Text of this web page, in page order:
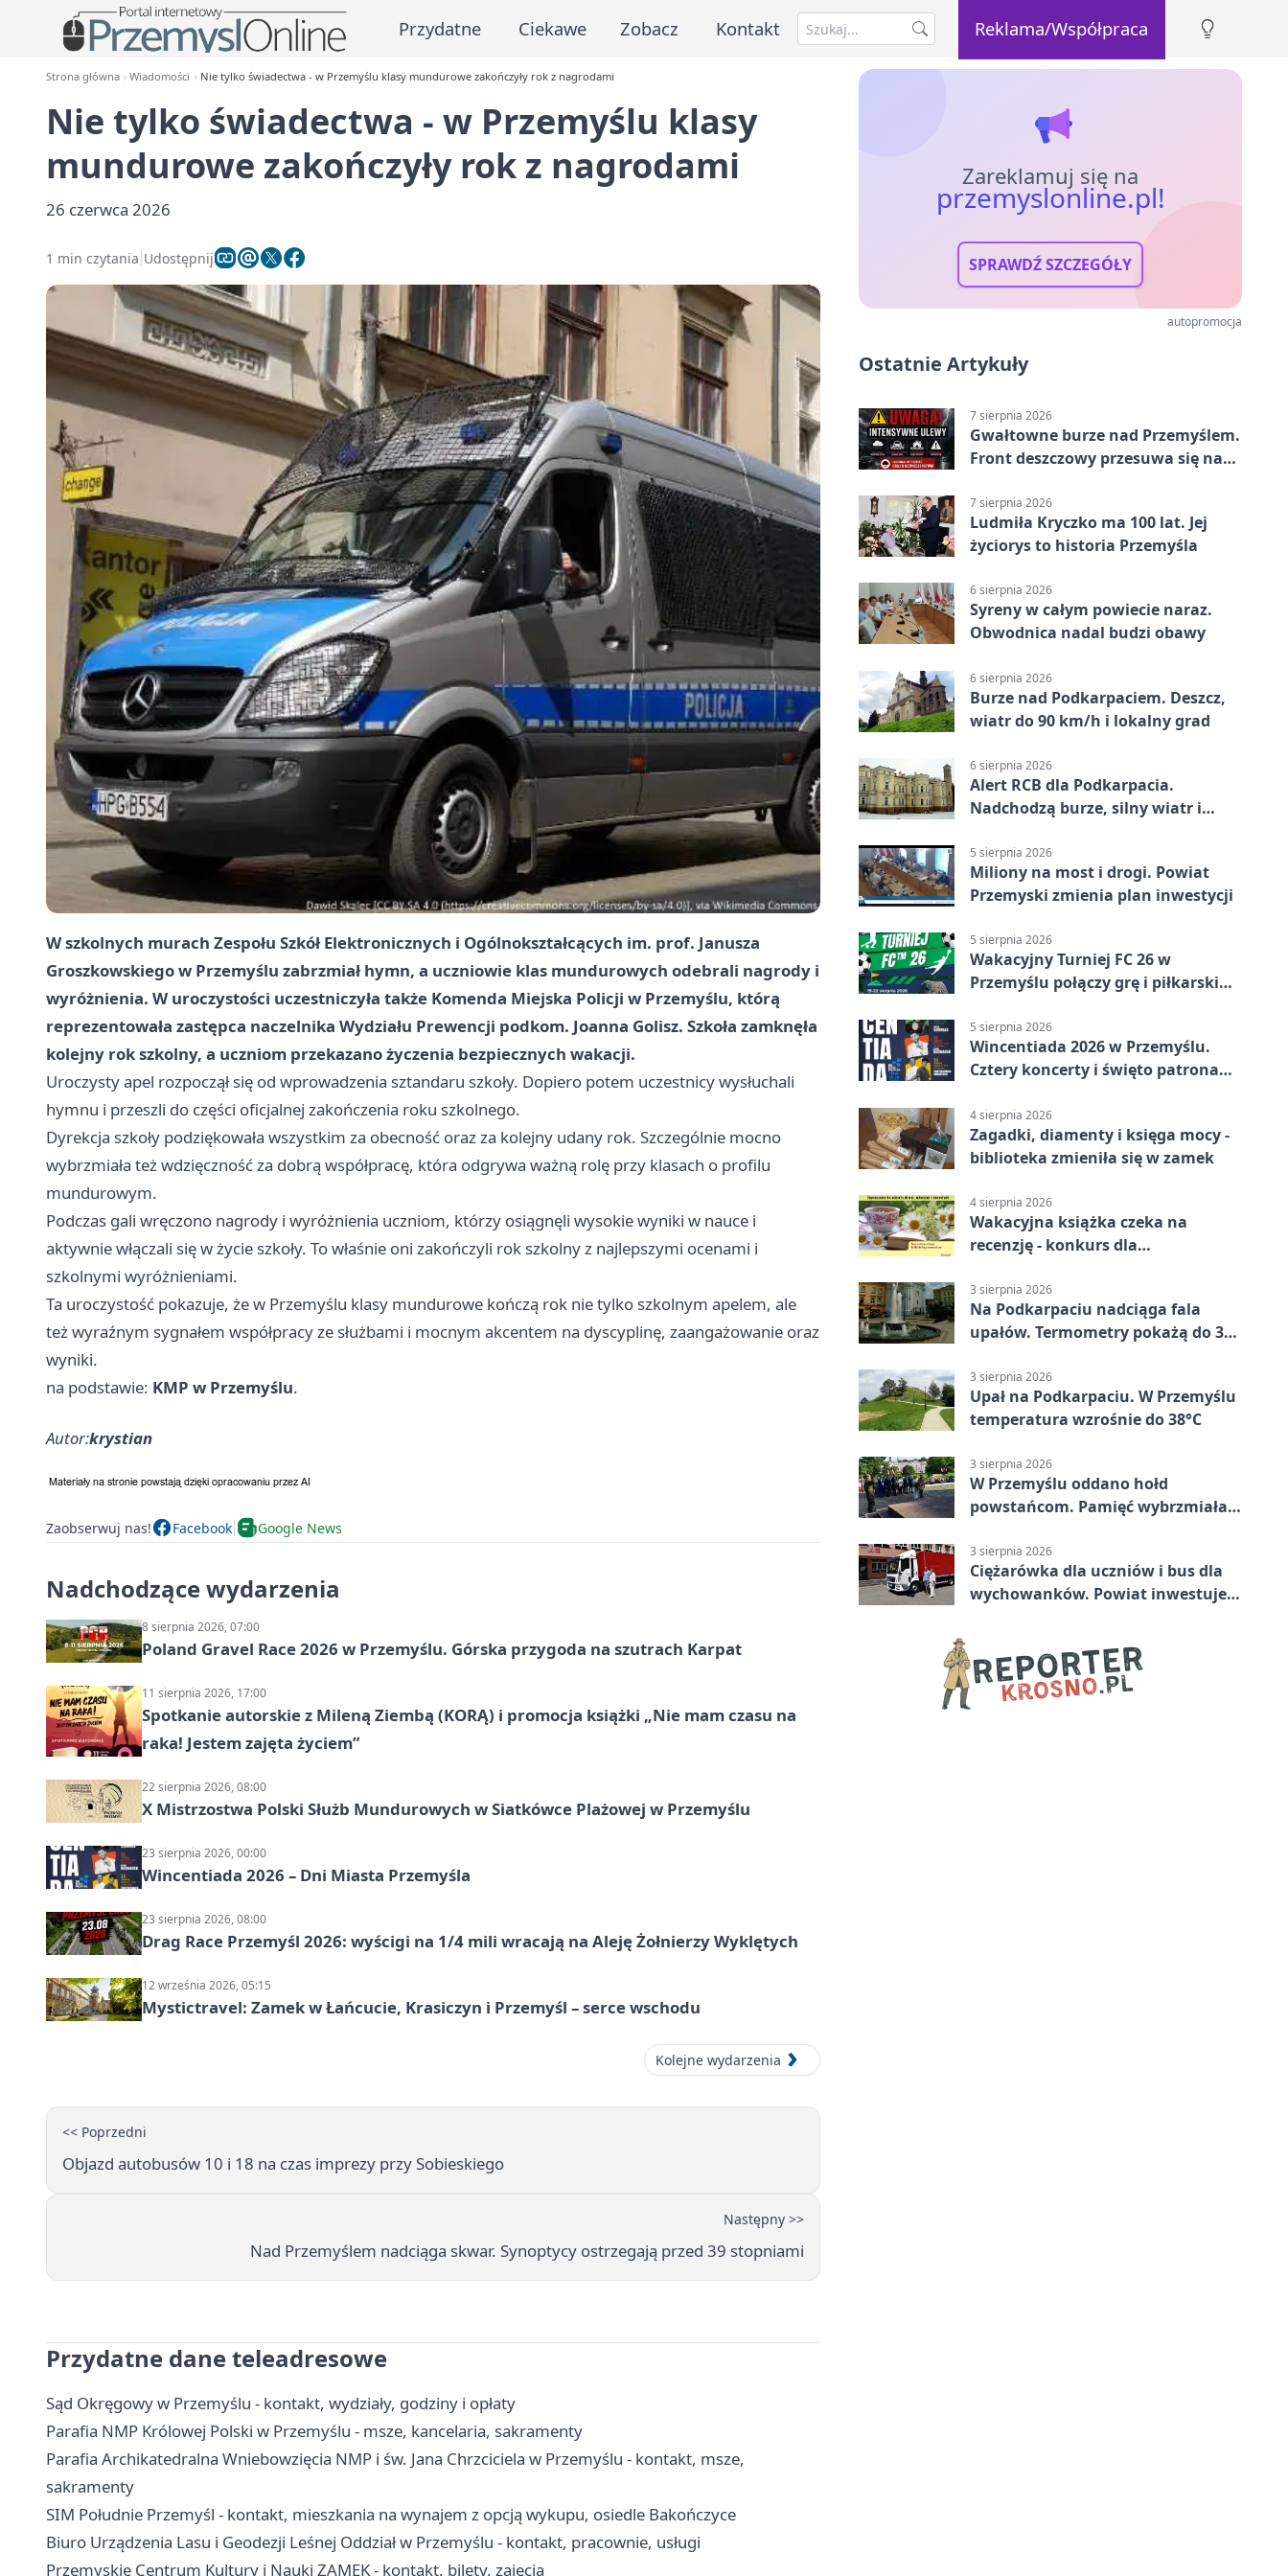
Przydatne Ciekawe Zobacz Kontakt Reklama/Współpraca
Strona główna Wiadomości Nie tylko świadectwa - w Przemyślu klasy mundurowe zakończyły rok z nagrodami
Nie tylko świadectwa - w Przemyślu klasy
mundurowe zakończyły rok z nagrodami
26 czerwca 2026
1 min czytania Udostępnij
W szkolnych murach Zespołu Szkół Elektronicznych i Ogólnokształcących im. prof. Janusza
Groszkowskiego w Przemyślu zabrzmiał hymn, a uczniowie klas mundurowych odebrali nagrody i
wyróżnienia. W uroczystości uczestniczyła także Komenda Miejska Policji w Przemyślu, którą
reprezentowała zastępca naczelnika Wydziału Prewencji podkom. Joanna Golisz. Szkoła zamknęła
kolejny rok szkolny, a uczniom przekazano życzenia bezpiecznych wakacji.
Uroczysty apel rozpoczął się od wprowadzenia sztandaru szkoły. Dopiero potem uczestnicy wysłuchali
hymnu i przeszli do części oficjalnej zakończenia roku szkolnego.
Dyrekcja szkoły podziękowała wszystkim za obecność oraz za kolejny udany rok. Szczególnie mocno
wybrzmiała też wdzięczność za dobrą współpracę, która odgrywa ważną rolę przy klasach o profilu
mundurowym.
Podczas gali wręczono nagrody i wyróżnienia uczniom, którzy osiągnęli wysokie wyniki w nauce i
aktywnie włączali się w życie szkoły. To właśnie oni zakończyli rok szkolny z najlepszymi ocenami i
szkolnymi wyróżnieniami.
Ta uroczystość pokazuje, że w Przemyślu klasy mundurowe kończą rok nie tylko szkolnym apelem, ale
też wyraźnym sygnałem współpracy ze służbami i mocnym akcentem na dyscyplinę, zaangażowanie oraz
wyniki.
na podstawie: KMP w Przemyślu.
Autor:krystian
Zaobserwuj nas! Facebook Google News
Nadchodzące wydarzenia
8 sierpnia 2026, 07:00
Poland Gravel Race 2026 w Przemyślu. Górska przygoda na szutrach Karpat
11 sierpnia 2026, 17:00
Spotkanie autorskie z Mileną Ziembą (KORĄ) i promocja książki „Nie mam czasu na
raka! Jestem zajęta życiem”
22 sierpnia 2026, 08:00
X Mistrzostwa Polski Służb Mundurowych w Siatkówce Plażowej w Przemyślu
23 sierpnia 2026, 00:00
Wincentiada 2026 – Dni Miasta Przemyśla
23 sierpnia 2026, 08:00
Drag Race Przemyśl 2026: wyścigi na 1/4 mili wracają na Aleję Żołnierzy Wyklętych
12 września 2026, 05:15
Mystictravel: Zamek w Łańcucie, Krasiczyn i Przemyśl – serce wschodu
Kolejne wydarzenia
<< Poprzedni
Objazd autobusów 10 i 18 na czas imprezy przy Sobieskiego
Następny >>
Nad Przemyślem nadciąga skwar. Synoptycy ostrzegają przed 39 stopniami
Przydatne dane teleadresowe
Sąd Okręgowy w Przemyślu - kontakt, wydziały, godziny i opłaty
Parafia NMP Królowej Polski w Przemyślu - msze, kancelaria, sakramenty
Parafia Archikatedralna Wniebowzięcia NMP i św. Jana Chrzciciela w Przemyślu - kontakt, msze,
sakramenty
SIM Południe Przemyśl - kontakt, mieszkania na wynajem z opcją wykupu, osiedle Bakończyce
Biuro Urządzenia Lasu i Geodezji Leśnej Oddział w Przemyślu - kontakt, pracownie, usługi
Przemyskie Centrum Kultury i Nauki ZAMEK - kontakt, bilety, zajęcia
Zareklamuj się na
przemyslonline.pl!
SPRAWDŹ SZCZEGÓŁY
autopromocja
Ostatnie Artykuły
7 sierpnia 2026
Gwałtowne burze nad Przemyślem.
Front deszczowy przesuwa się na
7 sierpnia 2026
Ludmiła Kryczko ma 100 lat. Jej
życiorys to historia Przemyśla
6 sierpnia 2026
Syreny w całym powiecie naraz.
Obwodnica nadal budzi obawy
6 sierpnia 2026
Burze nad Podkarpaciem. Deszcz,
wiatr do 90 km/h i lokalny grad
6 sierpnia 2026
Alert RCB dla Podkarpacia.
Nadchodzą burze, silny wiatr i
5 sierpnia 2026
Miliony na most i drogi. Powiat
Przemyski zmienia plan inwestycji
5 sierpnia 2026
Wakacyjny Turniej FC 26 w
Przemyślu połączy grę i piłkarski
5 sierpnia 2026
Wincentiada 2026 w Przemyślu.
Cztery koncerty i święto patrona
4 sierpnia 2026
Zagadki, diamenty i księga mocy -
biblioteka zmieniła się w zamek
4 sierpnia 2026
Wakacyjna książka czeka na
recenzję - konkurs dla
3 sierpnia 2026
Na Podkarpaciu nadciąga fala
upałów. Termometry pokażą do 36
3 sierpnia 2026
Upał na Podkarpaciu. W Przemyślu
temperatura wzrośnie do 38°C
3 sierpnia 2026
W Przemyślu oddano hołd
powstańcom. Pamięć wybrzmiała
3 sierpnia 2026
Ciężarówka dla uczniów i bus dla
wychowanków. Powiat inwestuje